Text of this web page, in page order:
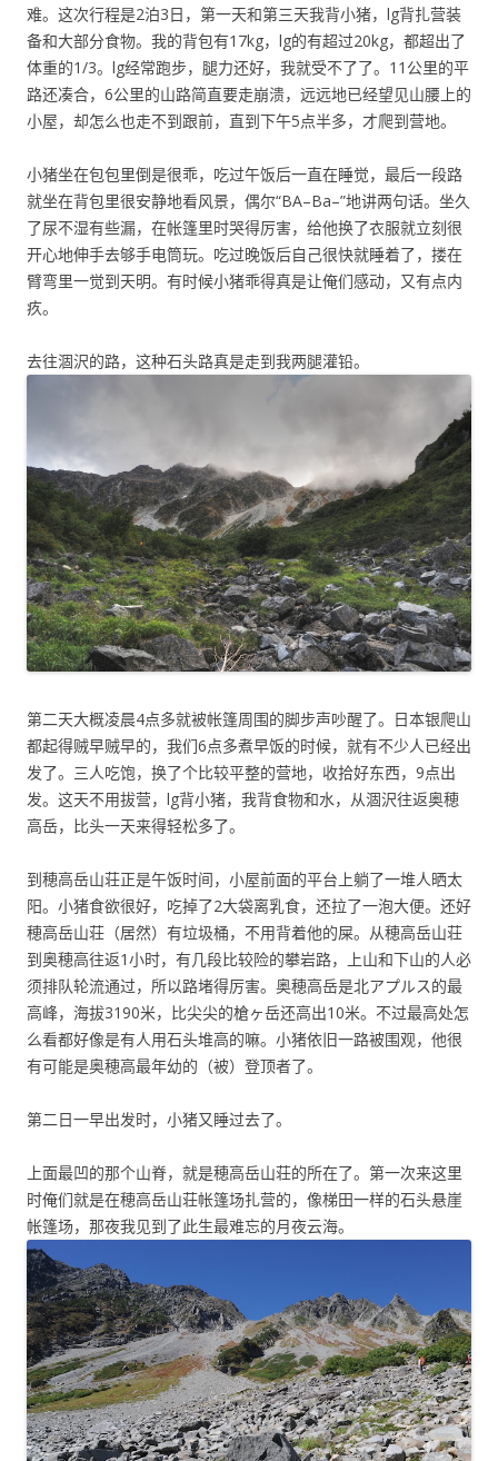
难。这次行程是2泊3日，第一天和第三天我背小猪，lg背扎营装
备和大部分食物。我的背包有17kg，lg的有超过20kg，都超出了
体重的1/3。lg经常跑步，腿力还好，我就受不了了。11公里的平
路还凑合，6公里的山路简直要走崩溃，远远地已经望见山腰上的
小屋，却怎么也走不到跟前，直到下午5点半多，才爬到营地。
小猪坐在包包里倒是很乖，吃过午饭后一直在睡觉，最后一段路
就坐在背包里很安静地看风景，偶尔“BA–Ba–”地讲两句话。坐久
了尿不湿有些漏，在帐篷里时哭得厉害，给他换了衣服就立刻很
开心地伸手去够手电筒玩。吃过晚饭后自己很快就睡着了，搂在
臂弯里一觉到天明。有时候小猪乖得真是让俺们感动，又有点内
疚。
去往涸沢的路，这种石头路真是走到我两腿灌铅。
第二天大概凌晨4点多就被帐篷周围的脚步声吵醒了。日本银爬山
都起得贼早贼早的，我们6点多煮早饭的时候，就有不少人已经出
发了。三人吃饱，换了个比较平整的营地，收拾好东西，9点出
发。这天不用拔营，lg背小猪，我背食物和水，从涸沢往返奥穂
高岳，比头一天来得轻松多了。
到穂高岳山荘正是午饭时间，小屋前面的平台上躺了一堆人晒太
阳。小猪食欲很好，吃掉了2大袋离乳食，还拉了一泡大便。还好
穂高岳山荘（居然）有垃圾桶，不用背着他的屎。从穂高岳山荘
到奥穂高往返1小时，有几段比较险的攀岩路，上山和下山的人必
须排队轮流通过，所以路堵得厉害。奥穂高岳是北アプルス的最
高峰，海拔3190米，比尖尖的槍ヶ岳还高出10米。不过最高处怎
么看都好像是有人用石头堆高的嘛。小猪依旧一路被围观，他很
有可能是奥穂高最年幼的（被）登顶者了。
第二日一早出发时，小猪又睡过去了。
上面最凹的那个山脊，就是穂高岳山荘的所在了。第一次来这里
时俺们就是在穂高岳山荘帐篷场扎营的，像梯田一样的石头悬崖
帐篷场，那夜我见到了此生最难忘的月夜云海。